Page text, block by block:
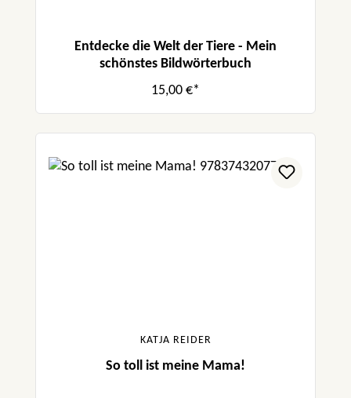
Entdecke die Welt der Tiere - Mein
schönstes Bildwörterbuch
15,00 €*
KATJA REIDER
So toll ist meine Mama!